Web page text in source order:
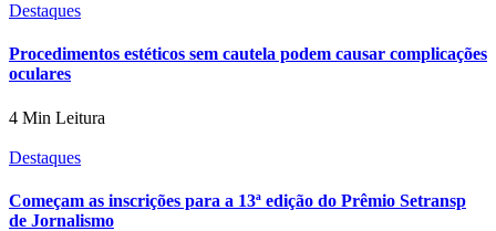
Destaques
Procedimentos estéticos sem cautela podem causar complicações
oculares
4 Min Leitura
Destaques
Começam as inscrições para a 13ª edição do Prêmio Setransp
de Jornalismo